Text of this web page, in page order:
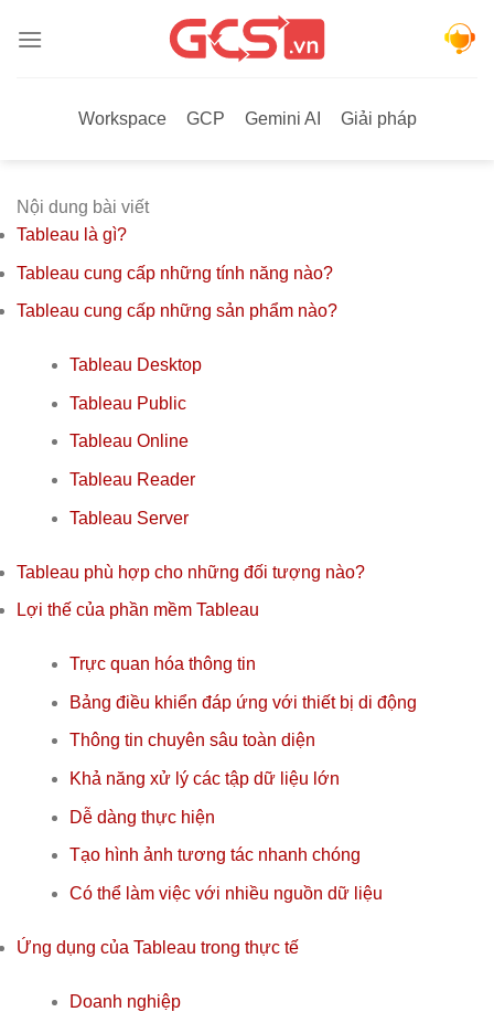
qua
Workspace
GCP Gemini AI Giải pháp
Nội dung bài viết
Tableau là gì?
Tableau cung cấp những tính năng nào?
Tableau cung cấp những sản phẩm nào?
Tableau Desktop
Tableau Public
Tableau Online
Tableau Reader
Tableau Server
Tableau phù hợp cho những đối tượng nào?
Lợi thế của phần mềm Tableau
Trực quan hóa thông tin
Bảng điều khiển đáp ứng với thiết bị di động
Thông tin chuyên sâu toàn diện
Khả năng xử lý các tập dữ liệu lớn
Dễ dàng thực hiện
Tạo hình ảnh tương tác nhanh chóng
Có thể làm việc với nhiều nguồn dữ liệu
Ứng dụng của Tableau trong thực tế
Doanh nghiệp